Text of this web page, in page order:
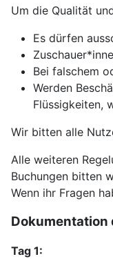
Um die Qualität
Es dürfen
Bei falschem
Werden
Flüssigkeiten,
Wir bitten alle
Alle weiteren
Buchungen bitten
Wenn ihr Fragen
Dokumentation
Tag 1: